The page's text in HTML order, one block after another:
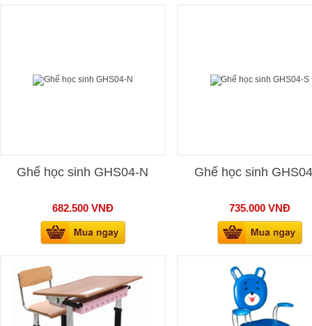
Ghế học sinh GHS04-N
682.500 VNĐ
Ghế học sinh
735.000 VNĐ